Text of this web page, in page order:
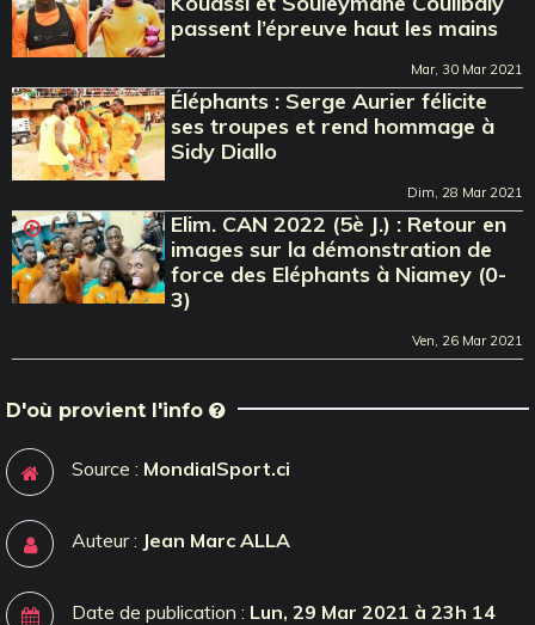
passent l’épreuve haut les mains
Mar, 30 Mar 2021
Éléphants : Serge Aurier félicite
ses troupes et rend hommage à
Sidy Diallo
Dim, 28 Mar 2021
Elim. CAN 2022 (5è J.) : Retour en
images sur la démonstration de
force des Eléphants à Niamey (0-
3)
Ven, 26 Mar 2021
D'où provient l'info
Source : MondialSport.ci
Auteur : Jean Marc ALLA
Date de publication : Lun, 29 Mar 2021 à 23h 14